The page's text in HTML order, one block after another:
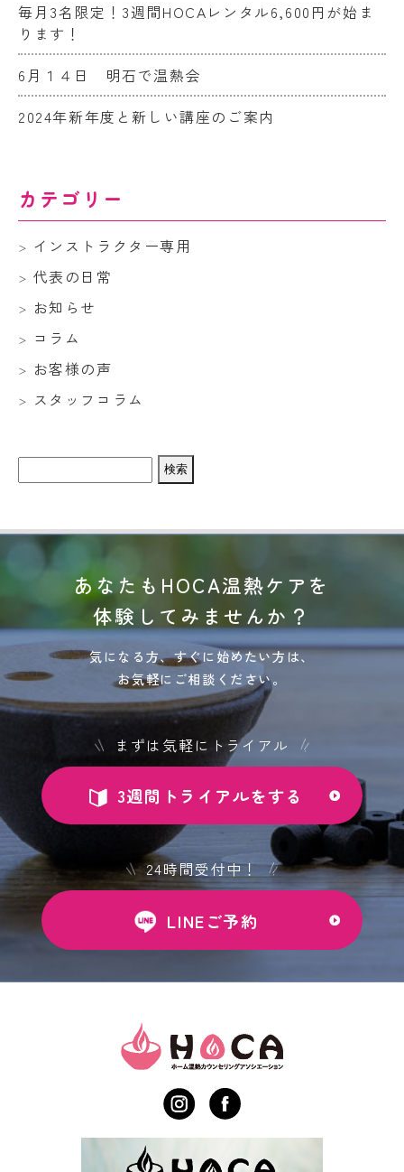
毎月3名限定！3週間HOCAレンタル6,600円が始ま
ります！
6月１４日 明石で温熱会
2024年新年度と新しい講座のご案内
カテゴリー
インストラクター専用
代表の日常
お知らせ
コラム
お客様の声
スタッフコラム
検
索:
あなたもHOCA温熱ケアを
体験してみませんか？
気になる方、すぐに始めたい方は、
お気軽にご相談ください。
まずは気軽にトライアル
3週間トライアルをする
24時間受付中！
LINEご予約